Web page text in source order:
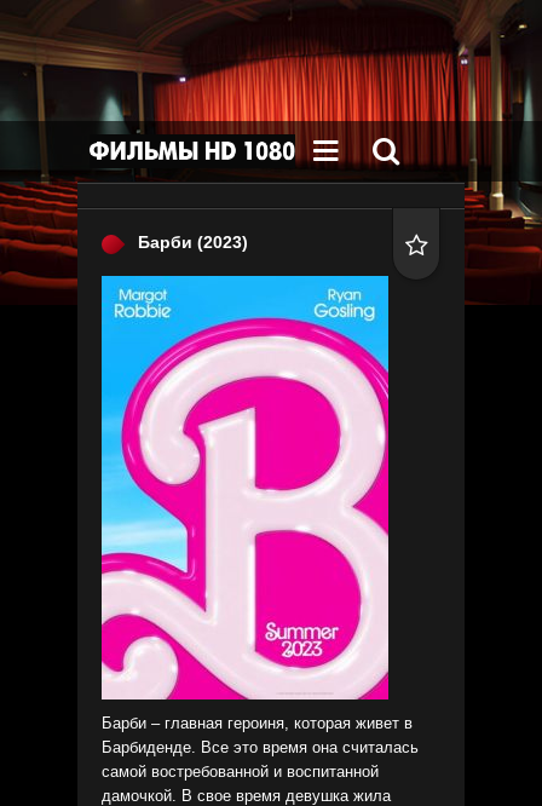
 
Барби (2023) 
Барби – главная героиня, которая живет в
Барбиденде. Все это время она считалась
самой востребованной и воспитанной
дамочкой. В свое время девушка жила